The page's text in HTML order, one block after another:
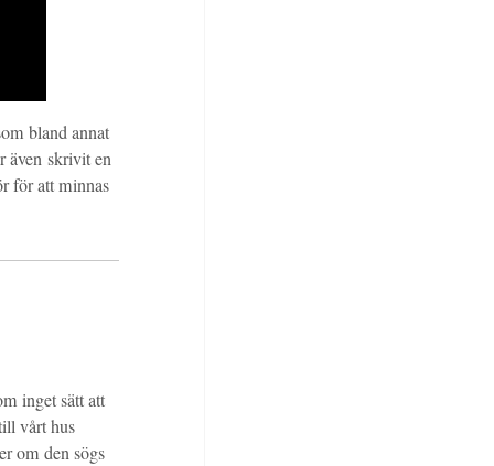
bland annat
även skrivit en
för att minnas
inget sätt att
vårt hus
om den sögs